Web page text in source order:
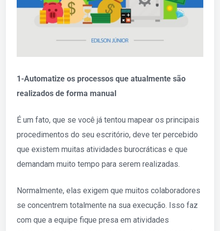
1-Automatize os processos que atualmente são
realizados de forma manual
É um fato, que se você já tentou mapear os principais
procedimentos do seu escritório, deve ter percebido
que existem muitas atividades burocráticas e que
demandam muito tempo para serem realizadas.
Normalmente, elas exigem que muitos colaboradores
se concentrem totalmente na sua execução. Isso faz
com que a equipe fique presa em atividades